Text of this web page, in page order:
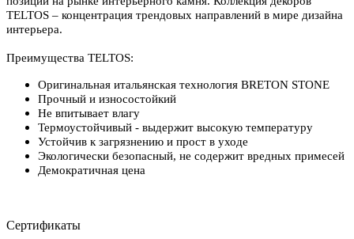
TELTOS – концентрация трендовых направлений в мире дизайна
интерьера.
Преимущества TELTOS:
Оригинальная итальянская технология BRETON STONE
Прочный и износостойкий
Не впитывает влагу
Термоустойчивый - выдержит высокую температуру
Устойчив к загрязнению и прост в уходе
Экологически безопасный, не содержит вредных примесей
Демократичная цена
Сертификаты